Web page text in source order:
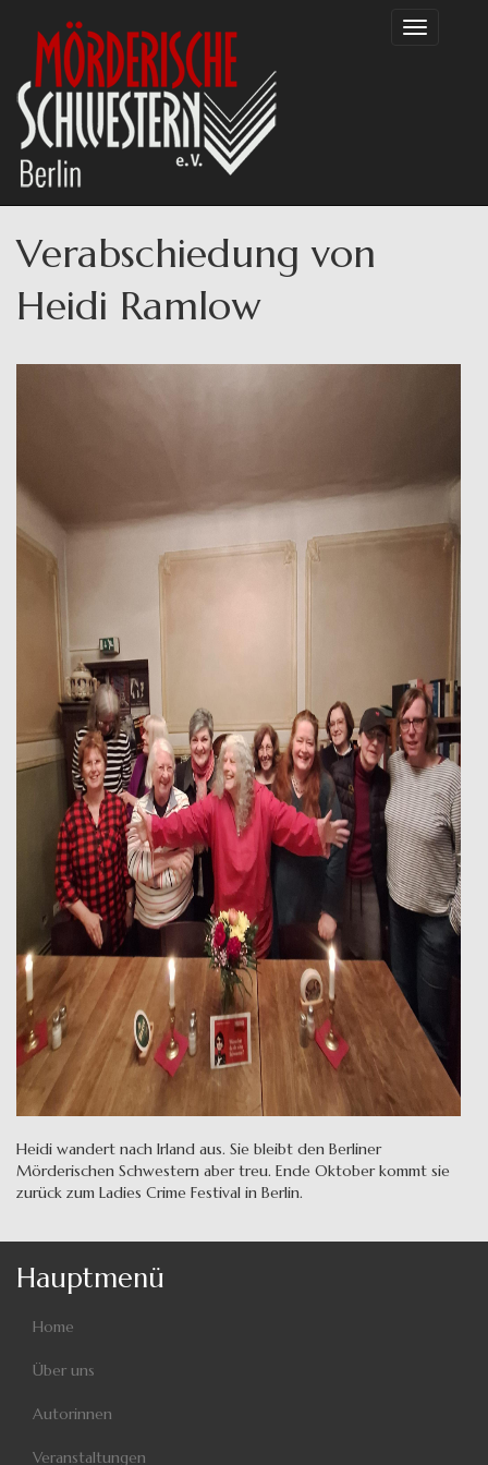
Inhalt
Toggle
Verabschiedung von
Heidi Ramlow
Heidi wandert nach Irland aus. Sie bleibt den Berliner
Mörderischen Schwestern aber treu. Ende Oktober kommt sie
zurück zum Ladies Crime Festival in Berlin.
Hauptmenü
Home
Über uns
Autorinnen
Veranstaltungen